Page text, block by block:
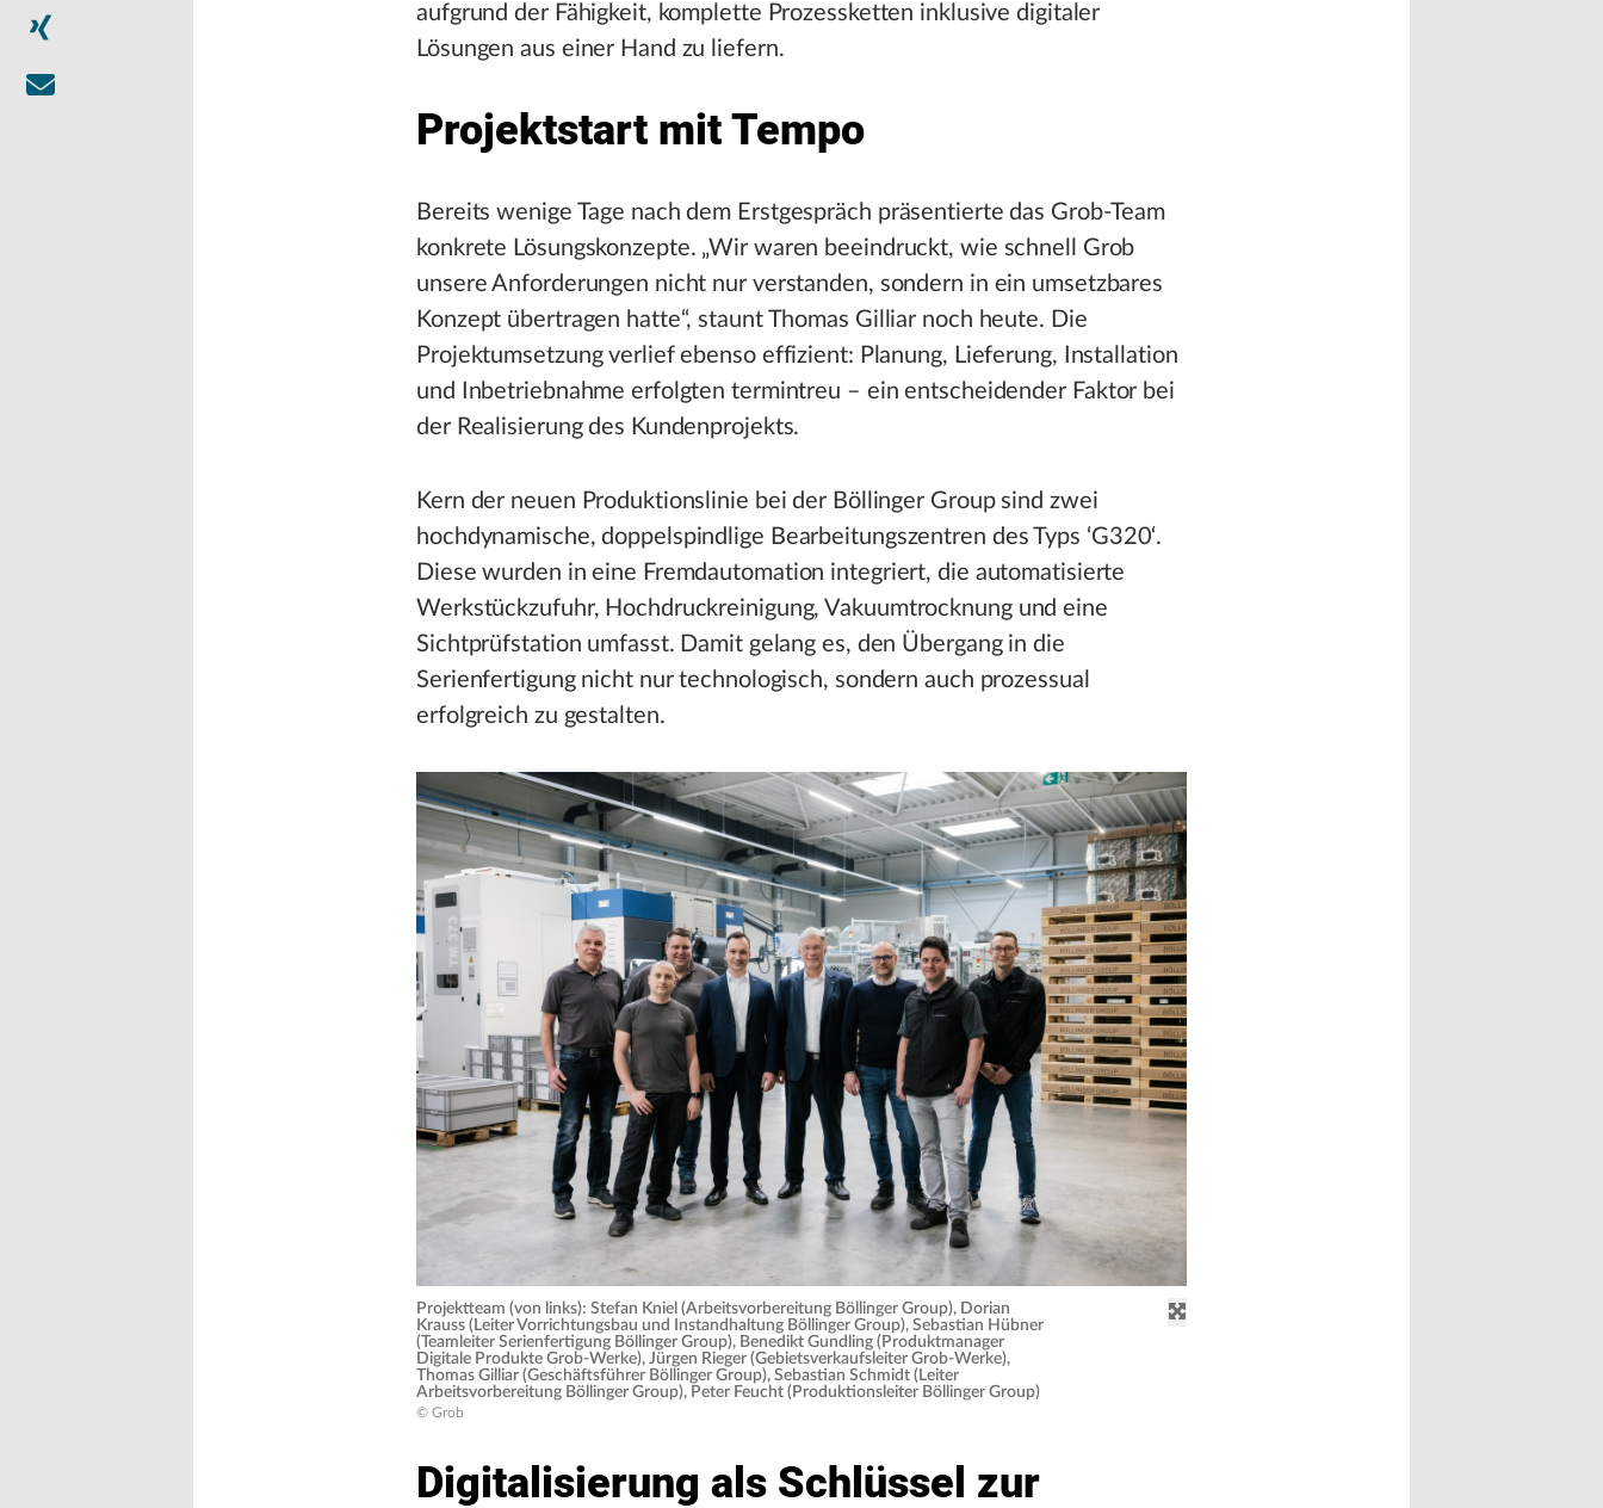
aufgrund der Fähigkeit, komplette Prozessketten inklusive digitaler
Lösungen aus einer Hand zu liefern.
Projektstart mit Tempo
Bereits wenige Tage nach dem Erstgespräch präsentierte das Grob-Team
konkrete Lösungskonzepte. „Wir waren beeindruckt, wie schnell Grob
unsere Anforderungen nicht nur verstanden, sondern in ein umsetzbares
Konzept übertragen hatte“, staunt Thomas Gilliar noch heute. Die
Projektumsetzung verlief ebenso effizient: Planung, Lieferung, Installation
und Inbetriebnahme erfolgten termintreu – ein entscheidender Faktor bei
der Realisierung des Kundenprojekts.
Kern der neuen Produktionslinie bei der Böllinger Group sind zwei
hochdynamische, doppelspindlige Bearbeitungszentren des Typs ‘G320‘.
Diese wurden in eine Fremdautomation integriert, die automatisierte
Werkstückzufuhr, Hochdruckreinigung, Vakuumtrocknung und eine
Sichtprüfstation umfasst. Damit gelang es, den Übergang in die
Serienfertigung nicht nur technologisch, sondern auch prozessual
erfolgreich zu gestalten.
Projektteam (von links): Stefan Kniel (Arbeitsvorbereitung Böllinger Group), Dorian
Krauss (Leiter Vorrichtungsbau und Instandhaltung Böllinger Group), Sebastian Hübner
(Teamleiter Serienfertigung Böllinger Group), Benedikt Gundling (Produktmanager
Digitale Produkte Grob-Werke), Jürgen Rieger (Gebietsverkaufsleiter Grob-Werke),
Thomas Gilliar (Geschäftsführer Böllinger Group), Sebastian Schmidt (Leiter
Arbeitsvorbereitung Böllinger Group), Peter Feucht (Produktionsleiter Böllinger Group)
© Grob
Digitalisierung als Schlüssel zur